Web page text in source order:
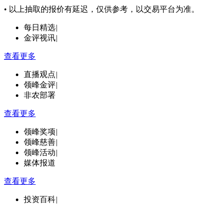
• 以上抽取的报价有延迟，仅供参考，以交易平台为准。
每日精选|
金评视讯|
查看更多
直播观点|
领峰金评|
非农部署
查看更多
领峰奖项|
领峰慈善|
领峰活动|
媒体报道
查看更多
投资百科|